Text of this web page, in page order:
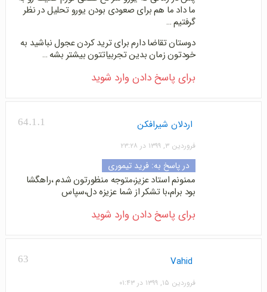
ما داد ما هم برای صعودی بودن یورو تحلیل در نظر
گرفتیم …
دوستان تقاضا دارم برای ترید کردن عجول نباشید به
خودتون زمان بدین تجربیاتتون بیشتر بشه …
برای پاسخ دادن وارد شوید
64.1.1 اردلان شیرافکن
فروردین ۳, ۱۳۹۹ در ۲۳:۲۸
در پاسخ به: فرید تیموری
ممنونم استاد عزیز،متوجه منظورتون شدم ،راهگشا
بود برام،با تشکر از شما عزیزه دل،سپاس
برای پاسخ دادن وارد شوید
63 Vahid
فروردین ۱۵, ۱۳۹۹ در ۰۱:۴۳